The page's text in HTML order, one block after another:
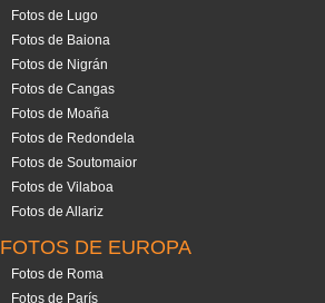
Fotos de Lugo
Fotos de Baiona
Fotos de Nigrán
Fotos de Cangas
Fotos de Moaña
Fotos de Redondela
Fotos de Soutomaior
Fotos de Vilaboa
Fotos de Allariz
FOTOS DE EUROPA
Fotos de Roma
Fotos de París